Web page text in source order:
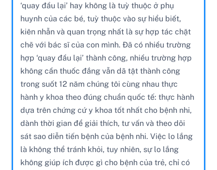
‘quay đầu lại’ hay không là tuỳ thuộc ở phụ
huynh của các bé, tuỳ thuộc vào sự hiểu biết,
kiên nhẫn và quan trọng nhất là sự hợp tác chặt
chẽ với bác sĩ của con mình. Đã có nhiều trường
hợp ‘quay đầu lại’ thành công, nhiều trường hợp
không cần thuốc đắng vẫn dã tật thành công
trong suốt 12 năm chúng tôi cùng nhau thực
hành y khoa theo đúng chuẩn quốc tế: thực hành
dựa trên chứng cứ y khoa tốt nhất cho bệnh nhi,
dành thời gian để giải thích, tư vấn và theo dõi
sát sao diễn tiến bệnh của bệnh nhi. Việc lo lắng
là không thể tránh khỏi, tuy nhiên, sự lo lắng
không giúp ích được gì cho bệnh của trẻ, chỉ có